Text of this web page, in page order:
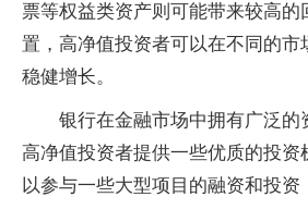
票等权益类资产则可能带来较高的
置，高净值投资者可以在不同的市
稳健增长。
银行在金融市场中拥有广泛的
高净值投资者提供一些优质的投资
以参与一些大型项目的融资和投资